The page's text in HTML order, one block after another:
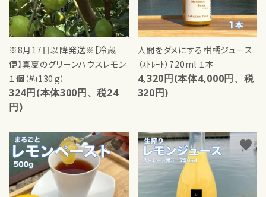
※8月17日以降発送※【冷蔵
便】真夏のグリーンハウスレモン
１個（約130ｇ）
324円(本体300円、税24
円)
人間をダメにする柑橘ジュース
（ｽﾄﾚｰﾄ）720ml １本
4,320円(本体4,000円、税
320円)
favorite favorite